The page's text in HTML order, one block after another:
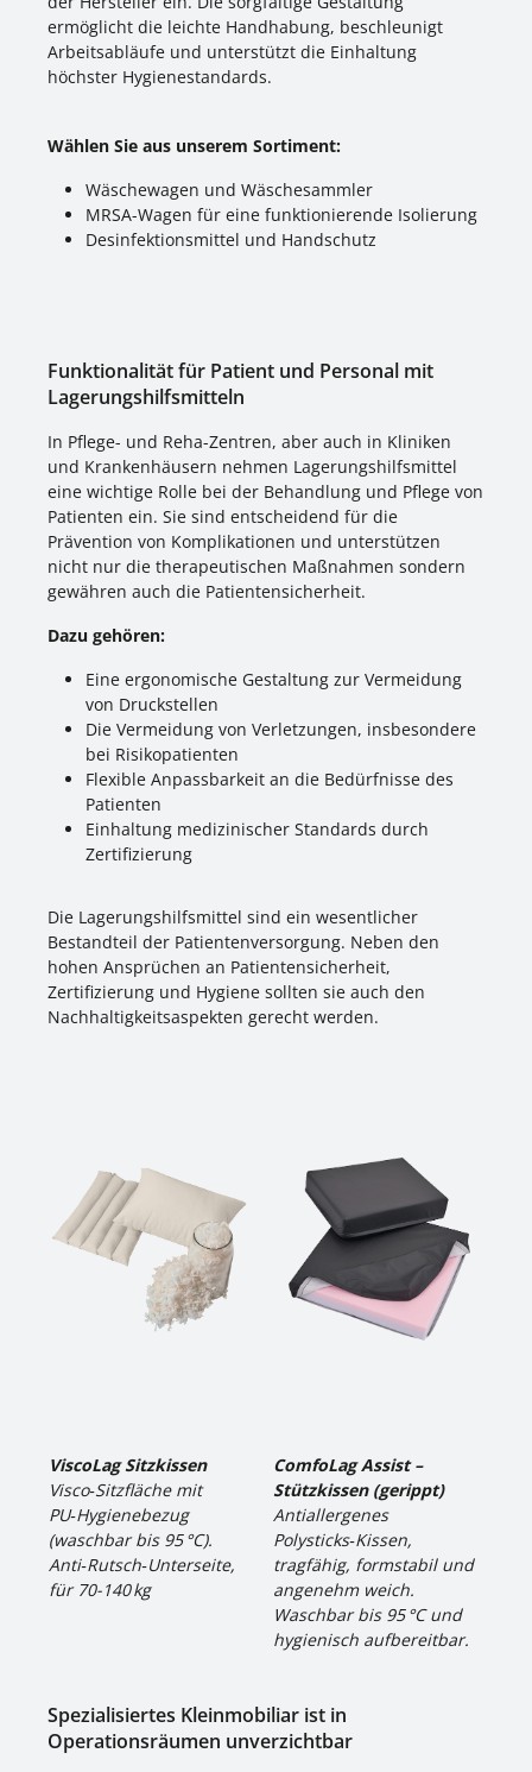
ermöglicht die leichte Handhabung, beschleunigt
Arbeitsabläufe und unterstützt die Einhaltung
höchster Hygienestandards.
Wählen Sie aus unserem Sortiment:
Wäschewagen und Wäschesammler
MRSA-Wagen für eine funktionierende Isolierung
Desinfektionsmittel und Handschutz
Funktionalität für Patient und Personal mit
Lagerungshilfsmitteln
In Pflege- und Reha-Zentren, aber auch in Kliniken
und Krankenhäusern nehmen Lagerungshilfsmittel
eine wichtige Rolle bei der Behandlung und Pflege von
Patienten ein. Sie sind entscheidend für die
Prävention von Komplikationen und unterstützen
nicht nur die therapeutischen Maßnahmen sondern
gewähren auch die Patientensicherheit.
Dazu gehören:
Eine ergonomische Gestaltung zur Vermeidung
von Druckstellen
Die Vermeidung von Verletzungen, insbesondere
bei Risikopatienten
Flexible Anpassbarkeit an die Bedürfnisse des
Patienten
Einhaltung medizinischer Standards durch
Zertifizierung
Die Lagerungshilfsmittel sind ein wesentlicher
Bestandteil der Patientenversorgung. Neben den
hohen Ansprüchen an Patientensicherheit,
Zertifizierung und Hygiene sollten sie auch den
Nachhaltigkeitsaspekten gerecht werden.
ViscoLag Sitzkissen
Visco‑Sitzfläche mit
PU‑Hygienebezug
(waschbar bis 95 °C).
Anti‑Rutsch‑Unterseite,
für 70-140 kg
ComfoLag Assist –
Stützkissen (gerippt)
Antiallergenes
Polysticks‑Kissen,
tragfähig, formstabil und
angenehm weich.
Waschbar bis 95 °C und
hygienisch aufbereitbar.
Spezialisiertes Kleinmobiliar ist in
Operationsräumen unverzichtbar